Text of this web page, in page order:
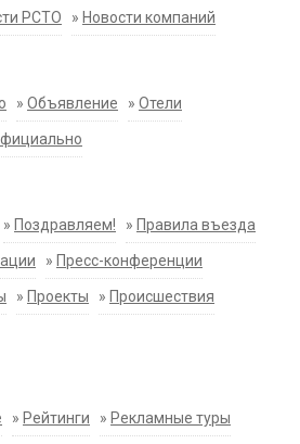
РСТО » Новости компаний
» Объявление » Отели
» Поздравляем! » Правила въезда
» Пресс-конференции
» Проекты » Происшествия
» Рейтинги » Рекламные туры